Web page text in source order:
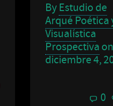
By Estudio de
Arqué Poética
Visualística
Prospectiva on
diciembre 4,
0